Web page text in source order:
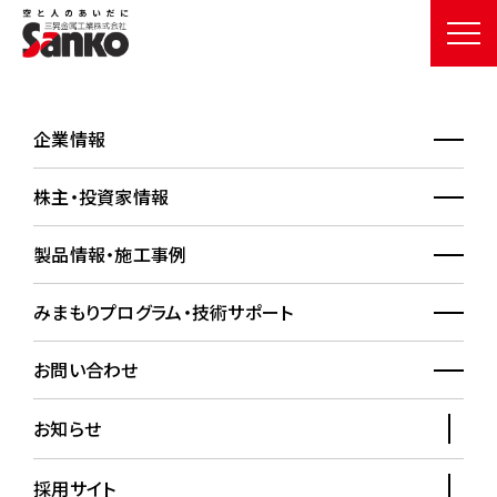
企業情報
株主・投資家情報
製品情報・施工事例
みまもりプログラム・技術サポート
お問い合わせ
お知らせ
採用サイト
施工事例詳細
WORKS
HOME
栗原市運動施設 栗駒総合運動公園